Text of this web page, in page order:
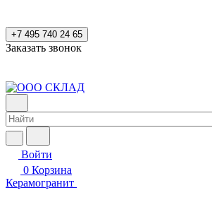
+7 495 740 24 65
Заказать звонок
Войти
0 Корзина
Керамогранит